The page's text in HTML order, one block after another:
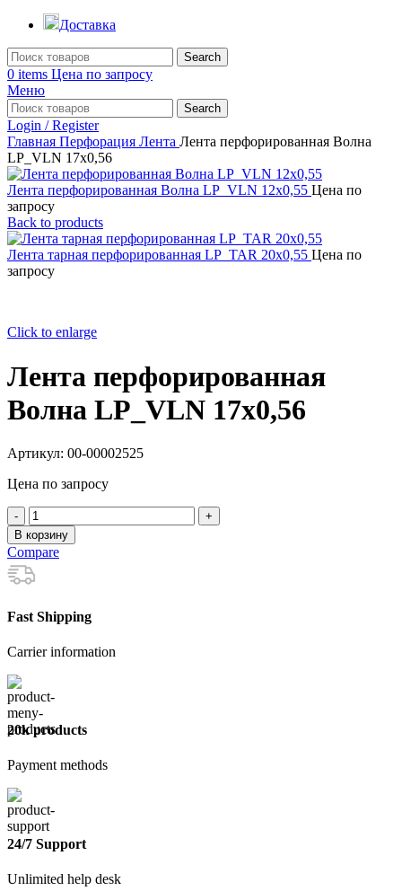
Доставка
Search
0 items Цена по запросу
Меню
Search
Login / Register
Главная Перфорация Лента Лента перфорированная Волна
LP_VLN 17х0,56
Лента перфорированная Волна LP_VLN 12х0,55 Цена по
запросу
Back to products
Лента тарная перфорированная LP_TAR 20х0,55 Цена по
запросу
Click to enlarge
Лента перфорированная
Волна LP_VLN 17х0,56
Артикул: 00-00002525
Цена по запросу
Количество
товара
Лента
перфорированная
Волна
17х0,56
В корзину
Compare
Fast Shipping
Carrier information
20k products
Payment methods
24/7 Support
Unlimited help desk